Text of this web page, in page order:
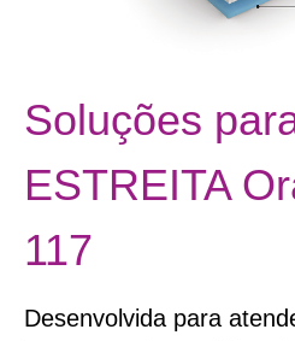
Soluções
ESTREITA
117
Desenvolvida para